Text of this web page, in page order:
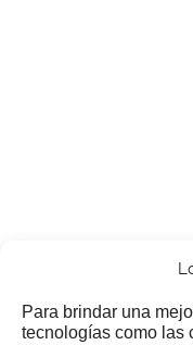
Para brindar una
tecnologías como las